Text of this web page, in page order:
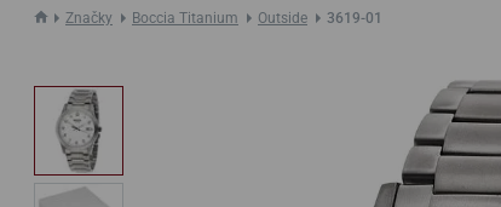
Značky Boccia Titanium Outside 3619-01